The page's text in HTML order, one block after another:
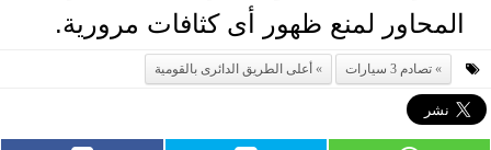
المحاور لمنع ظهور أى كثافات مرورية.
تصادم 3 سيارات أعلى الطريق الدائرى بالقومية